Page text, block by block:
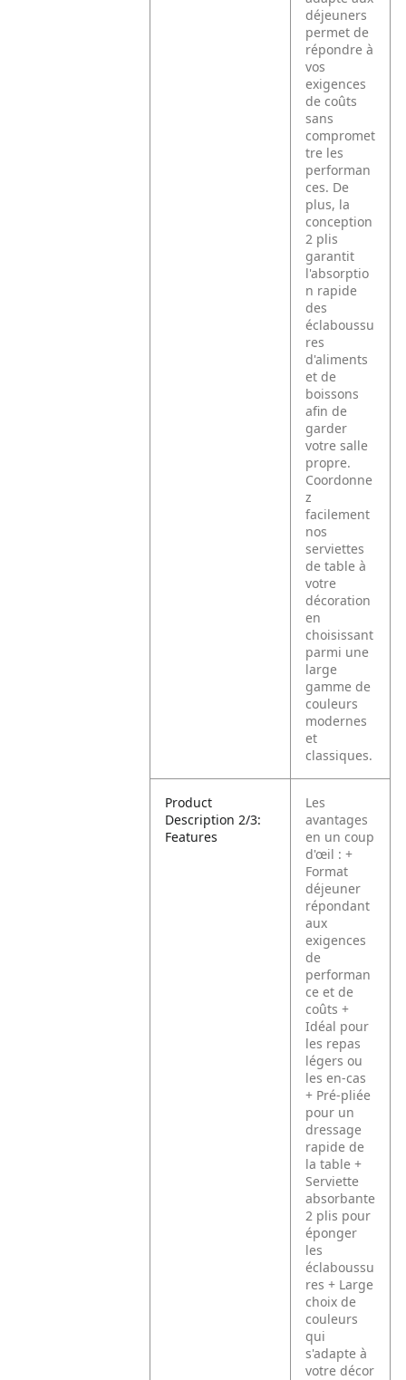
déjeuners
permet de
répondre à
vos
exigences
de coûts
sans
compromet
tre les
performan
ces. De
plus, la
conception
2 plis
garantit
l'absorptio
n rapide
des
éclaboussu
res
d'aliments
et de
boissons
afin de
garder
votre salle
propre.
Coordonne
z
facilement
nos
serviettes
de table à
votre
décoration
en
choisissant
parmi une
large
gamme de
couleurs
modernes
et
classiques.
Product
Description 2/3:
Features
Les
avantages
en un coup
d'œil : +
Format
déjeuner
répondant
aux
exigences
de
performan
ce et de
coûts +
Idéal pour
les repas
légers ou
les en-cas
+ Pré-pliée
pour un
dressage
rapide de
la table +
Serviette
absorbante
2 plis pour
éponger
les
éclaboussu
res + Large
choix de
couleurs
qui
s'adapte à
votre décor